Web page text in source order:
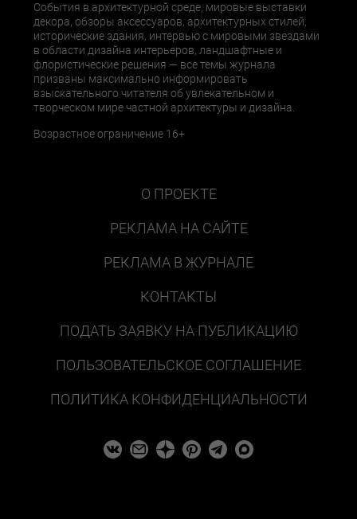
События в архитектурной среде, мировые выставки
декора, обзоры аксессуаров, архитектурных стилей,
исторические здания, интервью с мировыми звездами
в области дизайна интерьеров, ландшафтные и
флористические решения — все темы журнала
призваны максимально информировать
взыскательного читателя об увлекательном и
творческом мире частной архитектуры и дизайна.
Возрастное ограничение 16+
О ПРОЕКТЕ
РЕКЛАМА НА САЙТЕ
РЕКЛАМА В ЖУРНАЛЕ
КОНТАКТЫ
ПОДАТЬ ЗАЯВКУ НА ПУБЛИКАЦИЮ
ПОЛЬЗОВАТЕЛЬСКОЕ СОГЛАШЕНИЕ
ПОЛИТИКА КОНФИДЕНЦИАЛЬНОСТИ